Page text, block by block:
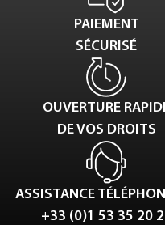
PAIEMENT
SÉCURISÉ
OUVERTURE
DE VOS DROITS
ASSISTANCE
+33 (0)1 53 35 20